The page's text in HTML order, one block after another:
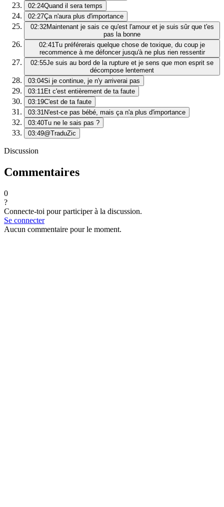
02:24Quand il sera temps
02:27Ça n'aura plus d'importance
02:32Maintenant je sais ce qu'est l'amour et je suis sûr que t'es
pas la bonne
02:41Tu préférerais quelque chose de toxique, du coup je
recommence à me défoncer jusqu'à ne plus rien ressentir
02:55Je suis au bord de la rupture et je sens que mon esprit se
décompose lentement
03:04Si je continue, je n'y arriverai pas
03:11Et c'est entièrement de ta faute
03:19C'est de ta faute
03:31N'est-ce pas bébé, mais ça n'a plus d'importance
03:40Tu ne le sais pas ?
03:49@TraduZic
Discussion
Commentaires
0
?
Connecte-toi pour participer à la discussion.
Se connecter
Aucun commentaire pour le moment.